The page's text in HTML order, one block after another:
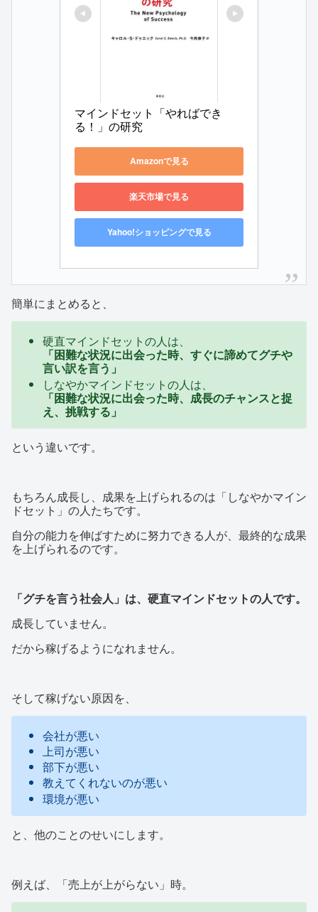
マインドセット「やればでき
る！」の研究
Amazonで見る
楽天市場で見る
Yahoo!ショッピングで見る
簡単にまとめると、
硬直マインドセットの人は、
「困難な状況に出会った時、すぐに諦めてグチや
言い訳を言う」
しなやかマインドセットの人は、
「困難な状況に出会った時、成長のチャンスと捉
え、挑戦する」
という違いです。
もちろん成長し、成果を上げられるのは「しなやかマイン
ドセット」の人たちです。
自分の能力を伸ばすために努力できる人が、最終的な成果
を上げられるのです。
「グチを言う社会人」は、硬直マインドセットの人です。
成長していません。
だから稼げるようになれません。
そして稼げない原因を、
会社が悪い
上司が悪い
部下が悪い
教えてくれないのが悪い
環境が悪い
と、他のことのせいにします。
例えば、「売上が上がらない」時。